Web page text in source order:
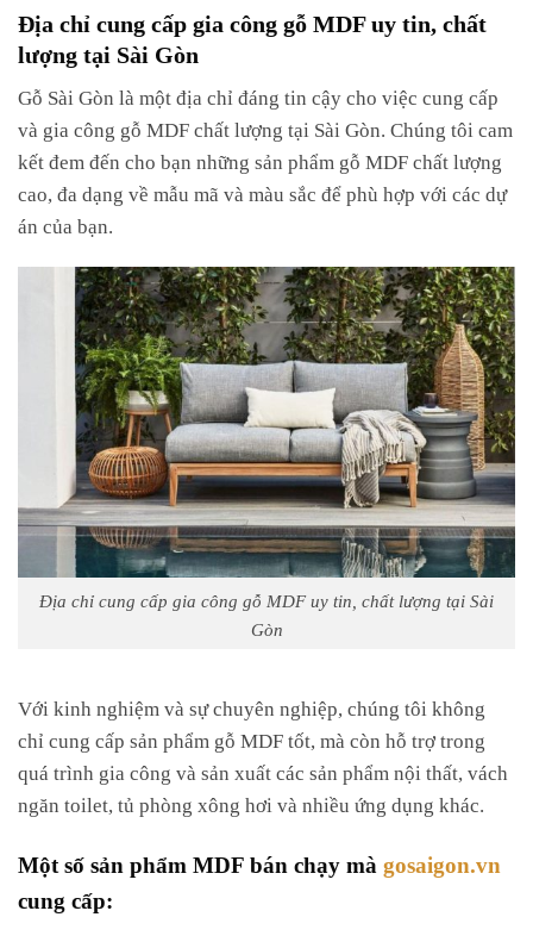
Địa chỉ cung cấp gia công gỗ MDF uy tin, chất
lượng tại Sài Gòn
Gỗ Sài Gòn là một địa chỉ đáng tin cậy cho việc cung cấp
và gia công gỗ MDF chất lượng tại Sài Gòn. Chúng tôi cam
kết đem đến cho bạn những sản phẩm gỗ MDF chất lượng
cao, đa dạng về mẫu mã và màu sắc để phù hợp với các dự
án của bạn.
Địa chỉ cung cấp gia công gỗ MDF uy tin, chất lượng tại Sài
Gòn
Với kinh nghiệm và sự chuyên nghiệp, chúng tôi không
chỉ cung cấp sản phẩm gỗ MDF tốt, mà còn hỗ trợ trong
quá trình gia công và sản xuất các sản phẩm nội thất, vách
ngăn toilet, tủ phòng xông hơi và nhiều ứng dụng khác.
Một số sản phẩm MDF bán chạy mà gosaigon.vn
cung cấp: